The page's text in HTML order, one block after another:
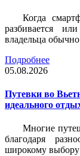
Когда
разбивается
владельца
Подробнее
05.08.2026
Путевки во
идеального
Многие
благодаря
широкому выбору